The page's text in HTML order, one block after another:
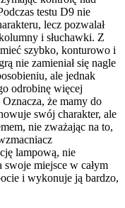
testu D9 nie
lecz pozwalał
i słuchawki. Z
szybko, konturowo i
nie zamieniał się nagle
ale jednak
odrobinę więcej
że mamy do
swój charakter, ale
nie zważając na to,
lampową, nie
miejsce w całym
i wykonuje ją bardzo,